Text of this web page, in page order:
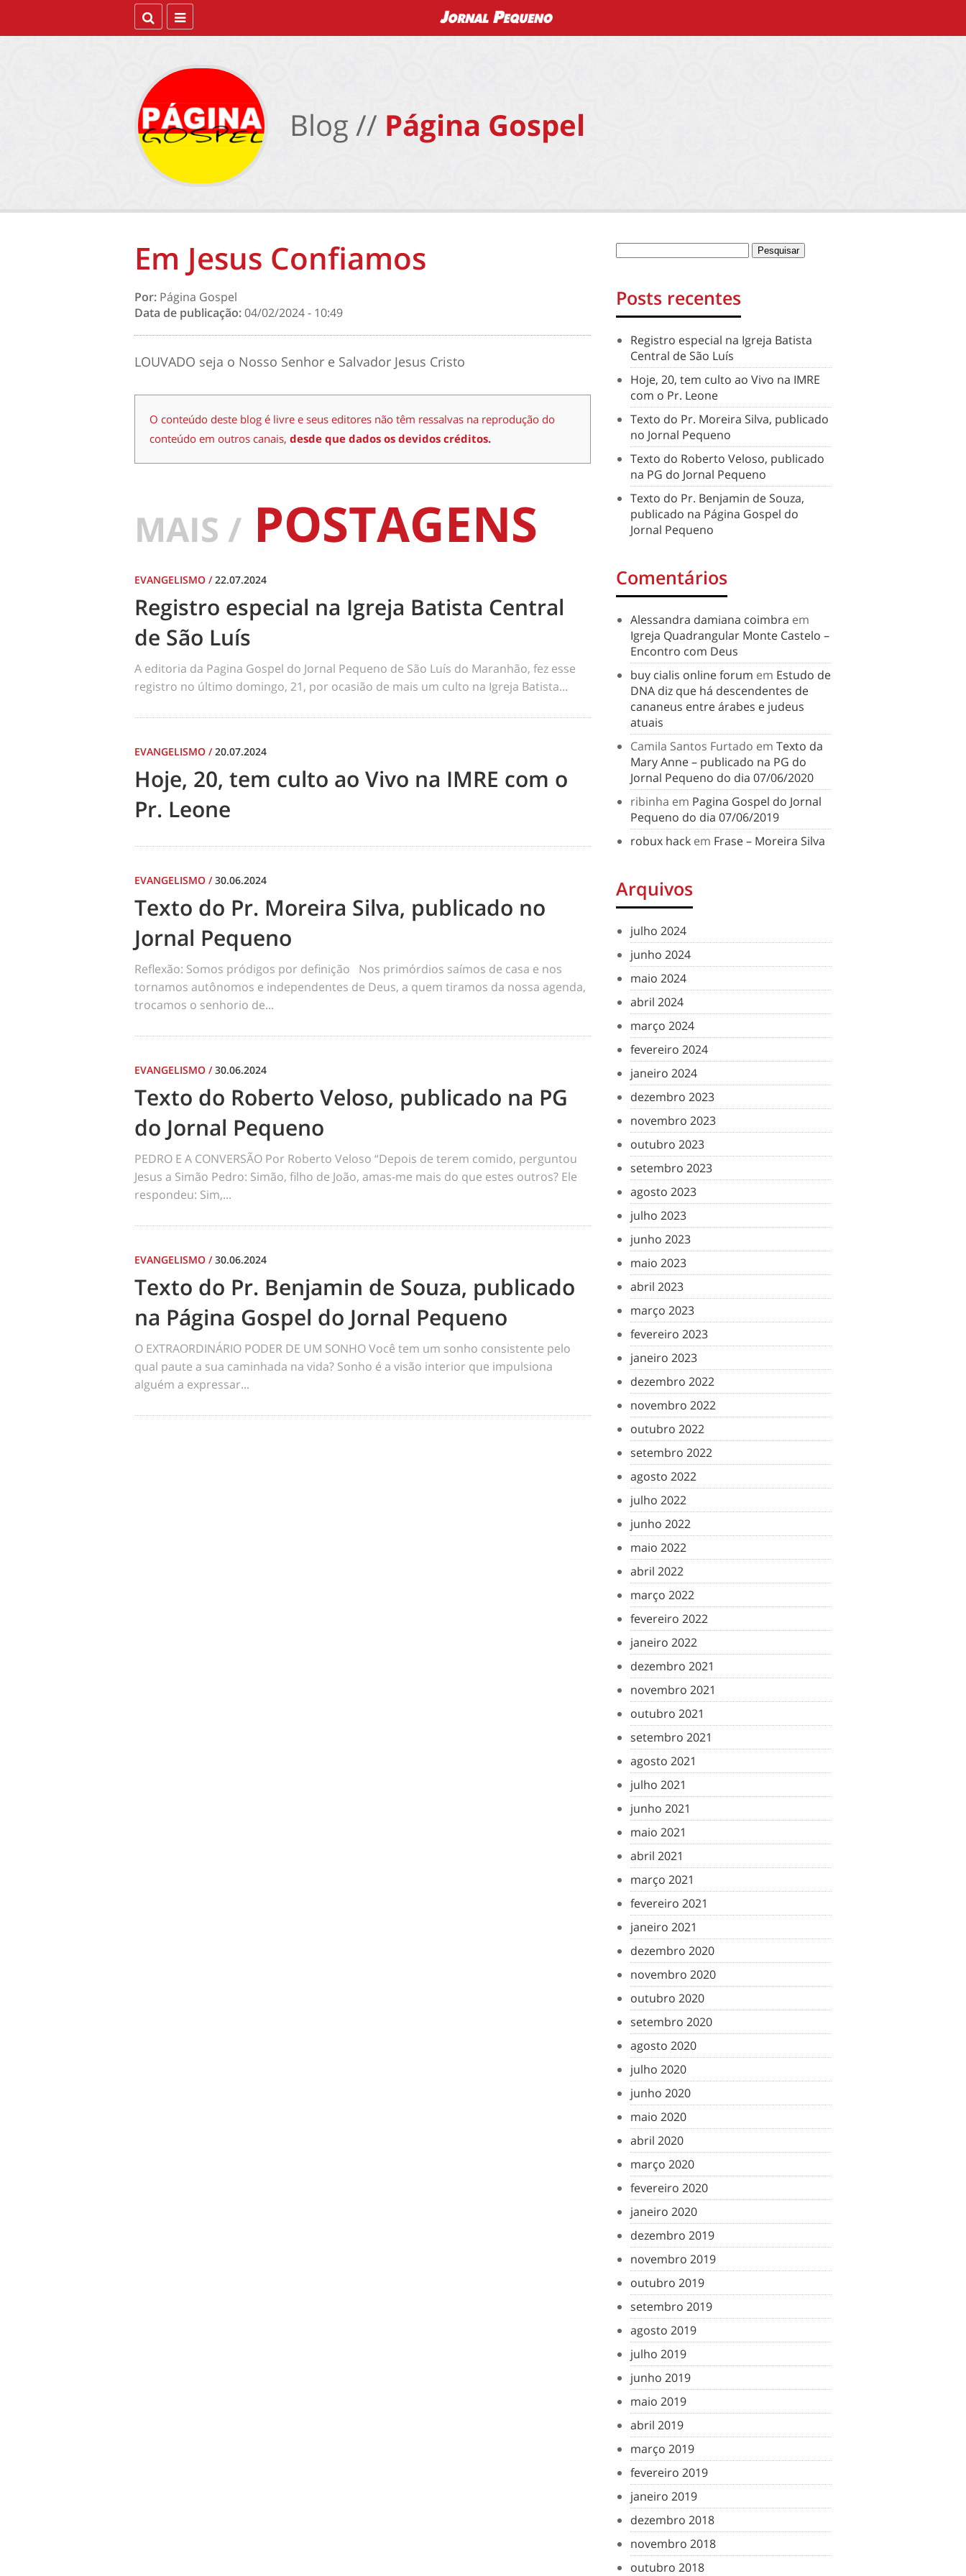
Blog // Página Gospel
Em Jesus Confiamos
Por: Página Gospel
Data de publicação:04/02/2024 - 10:49
LOUVADO seja o Nosso Senhor e Salvador Jesus Cristo
O conteúdo deste blog é livre e seus editores não têm ressalvas na reprodução do
conteúdo em outros canais, desde que dados os devidos créditos.
MAIS / POSTAGENS
EVANGELISMO /22.07.2024
Registro especial na Igreja Batista Central
de São Luís
A editoria da Pagina Gospel do Jornal Pequeno de São Luís do Maranhão, fez esse
registro no último domingo, 21, por ocasião de mais um culto na Igreja Batista...
EVANGELISMO /20.07.2024
Hoje, 20, tem culto ao Vivo na IMRE com o
Pr. Leone
EVANGELISMO /30.06.2024
Texto do Pr. Moreira Silva, publicado no
Jornal Pequeno
Reflexão: Somos pródigos por definição Nos primórdios saímos de casa e nos
tornamos autônomos e independentes de Deus, a quem tiramos da nossa agenda,
trocamos o senhorio de...
EVANGELISMO /30.06.2024
Texto do Roberto Veloso, publicado na PG
do Jornal Pequeno
PEDRO E A CONVERSÃO Por Roberto Veloso “Depois de terem comido, perguntou
Jesus a Simão Pedro: Simão, filho de João, amas-me mais do que estes outros? Ele
respondeu: Sim,...
EVANGELISMO /30.06.2024
Texto do Pr. Benjamin de Souza, publicado
na Página Gospel do Jornal Pequeno
O EXTRAORDINÁRIO PODER DE UM SONHO Você tem um sonho consistente pelo
qual paute a sua caminhada na vida? Sonho é a visão interior que impulsiona
alguém a expressar...
Posts recentes
Registro especial na Igreja Batista
Central de São Luís
Hoje, 20, tem culto ao Vivo na IMRE
com o Pr. Leone
Texto do Pr. Moreira Silva, publicado
no Jornal Pequeno
Texto do Roberto Veloso, publicado
na PG do Jornal Pequeno
Texto do Pr. Benjamin de Souza,
publicado na Página Gospel do
Jornal Pequeno
Comentários
Alessandra damiana coimbra em
Igreja Quadrangular Monte Castelo –
Encontro com Deus
buy cialis online forum em Estudo de
DNA diz que há descendentes de
cananeus entre árabes e judeus
atuais
Camila Santos Furtado em Texto da
Mary Anne – publicado na PG do
Jornal Pequeno do dia 07/06/2020
ribinha em Pagina Gospel do Jornal
Pequeno do dia 07/06/2019
robux hack em Frase – Moreira Silva
Arquivos
julho 2024
junho 2024
maio 2024
abril 2024
março 2024
fevereiro 2024
janeiro 2024
dezembro 2023
novembro 2023
outubro 2023
setembro 2023
agosto 2023
julho 2023
junho 2023
maio 2023
abril 2023
março 2023
fevereiro 2023
janeiro 2023
dezembro 2022
novembro 2022
outubro 2022
setembro 2022
agosto 2022
julho 2022
junho 2022
maio 2022
abril 2022
março 2022
fevereiro 2022
janeiro 2022
dezembro 2021
novembro 2021
outubro 2021
setembro 2021
agosto 2021
julho 2021
junho 2021
maio 2021
abril 2021
março 2021
fevereiro 2021
janeiro 2021
dezembro 2020
novembro 2020
outubro 2020
setembro 2020
agosto 2020
julho 2020
junho 2020
maio 2020
abril 2020
março 2020
fevereiro 2020
janeiro 2020
dezembro 2019
novembro 2019
outubro 2019
setembro 2019
agosto 2019
julho 2019
junho 2019
maio 2019
abril 2019
março 2019
fevereiro 2019
janeiro 2019
dezembro 2018
novembro 2018
outubro 2018